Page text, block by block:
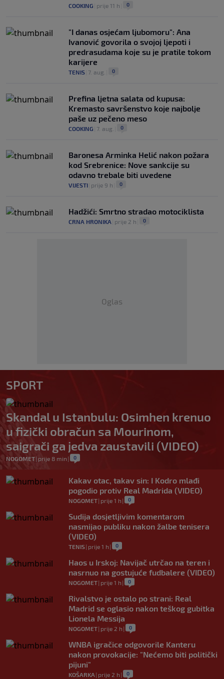
COOKING prije 11 h 0
"I danas osjećam ljubomoru": Ana
Ivanović govorila o svojoj ljepoti i
predrasudama koje su je pratile tokom
karijere
TENIS 7. aug. 0
Prefina ljetna salata od kupusa:
Kremasto savršenstvo koje najbolje
paše uz pečeno meso
COOKING 7. aug. 0
Baronesa Arminka Helić nakon požara
kod Srebrenice: Nove sankcije su
odavno trebale biti uvedene
VIJESTI prije 9 h 0
Hadžići: Smrtno stradao motociklista
CRNA HRONIKA prije 2 h 0
Oglas
SPORT
Skandal u Istanbulu: Osimhen krenuo
u fizički obračun sa Mourinom,
saigrači ga jedva zaustavili (VIDEO)
NOGOMET| prije 8 min | 0
Kakav otac, takav sin: I Kodro mlađi
pogodio protiv Real Madrida (VIDEO)
NOGOMET| prije 1 h | 0
Sudija dosjetljivim komentarom
nasmijao publiku nakon žalbe tenisera
(VIDEO)
TENIS| prije 1 h | 0
Haos u Irskoj: Navijač utrčao na teren i
nasrnuo na gostujuće fudbalere (VIDEO)
NOGOMET| prije 1 h | 0
Rivalstvo je ostalo po strani: Real
Madrid se oglasio nakon teškog gubitka
Lionela Messija
NOGOMET| prije 2 h | 0
WNBA igračice odgovorile Kanteru
nakon provokacije: "Nećemo biti politički
pijuni"
KOŠARKA | prije 2 h | 0